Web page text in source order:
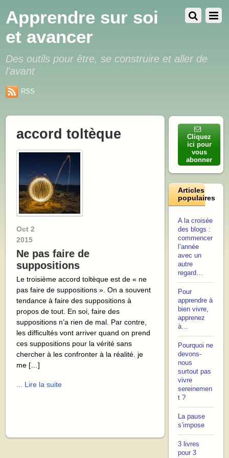
Apprendre sur soi
et avancer
Des outils pour être, se construire et aller de
l'avant
RSS
accord toltèque
Oct 2
2015
Ne pas faire de
suppositions
Le troisième accord toltèque est de « ne
pas faire de suppositions ». On a souvent
tendance à faire des suppositions à
propos de tout. En soi, faire des
suppositions n’a rien de mal. Par contre,
les difficultés vont arriver quand on prend
ces suppositions pour la vérité sans
chercher à les confronter à la réalité. je
me […]
... Lire la suite
Cliquez
ici pour
vous
abonner
Articles
populaires
A la croisée
des blogs :
commencer
l’année
avec un
autre
regard…
Pour
apprendre à
bien vivre,
apprenez
à…
Pourquoi ne
devons-
nous
surtout pas
vivre
sereinemen
t ?
La pause
s’impose
3 livres
pour 3